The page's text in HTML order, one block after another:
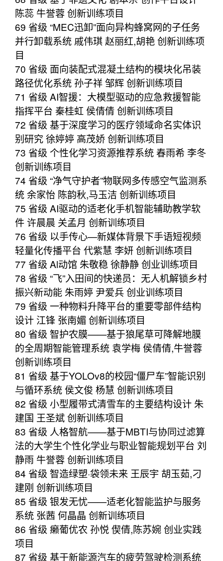
陈蕊 牛誉蓉 创新训练项目
69 省级 “MEC迅卸”面向异构蜂窝网的子任务
并行卸载系统 戚伟琪 赵丽红,胡艳 创新训练项
目
70 省级 面向装配式混凝土结构的模块化吊装
路径优化系统 孙子祥 邹辉 创新训练项目
71 省级 AI智援：大模型驱动的应急救援智能
指挥平台 秦桂虹 侯倩倩 创新训练项目
72 省级 基于深度学习的医疗领域命名实体识
别研究 徐婷婷 高茂娇 创新训练项目
73 省级 个性化学习资源推荐系统 春雨希 李冬
创新训练项目
74 省级 “净气守护者”物联网多传感空气监测系
统 余家怡 陈韵秋,马玉洁 创新训练项目
75 省级 AI驱动的适老化手机智能辅助教学软
件 许晨晨 关孟月 创新训练项目
76 省级 以手传心—新媒体背景下手语短视频
轻量化传播平台 代紫慧 李妍 创新训练项目
77 省级 Al动馆 朱敬稳 徐静静 创业训练项目
78 省级 “飞”入田间的快递员：无人机解锁乡村
振兴新动能 朱雨婷 尹爱兵 创业训练项目
79 省级 一种物料升降平台的重要零部件结构
设计 江锋 张南媚 创新训练项目
80 省级 智护农膜——基于狼尾草可降解地膜
的全周期智能管理系统 袁学梅 侯倩倩,牛誉蓉
创新训练项目
81 省级 基于YOLOv8的校园“僵尸车”智能识别
与循环系统 侯文俊 杨慧 创新训练项目
82 省级 小型履带式清雪车的主要结构设计 朱
建国 王圣斌 创新训练项目
83 省级 人格智航——基于MBTI与协同过滤算
法的大学生个性化学业与职业智能规划平台 刘
静雨 牛誉蓉 创新训练项目
84 省级 智造绿塑·袋领未来 王辰宇 胡玉茹,刁
建刚 创新训练项目
85 省级 银发无忧——适老化智能监护与服务
系统 张茜 何晶晶 创新训练项目
86 省级 癞葡优农 孙悦 偰倩,陈苏婉 创业实践
项目
87 省级 基于新能源汽车的疲劳驾驶检测系统